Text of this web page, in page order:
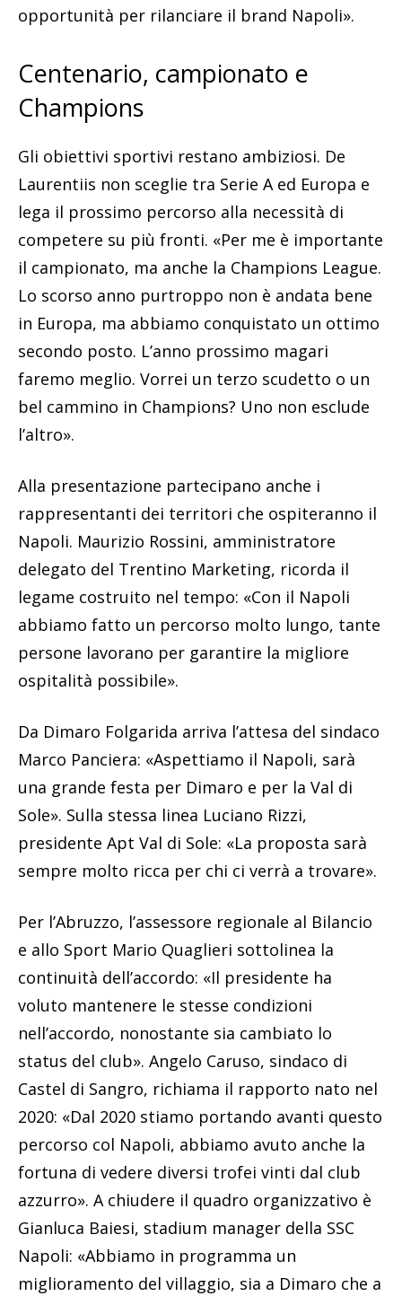
opportunità per rilanciare il brand Napoli».
Centenario, campionato e
Champions
Gli obiettivi sportivi restano ambiziosi. De
Laurentiis non sceglie tra Serie A ed Europa e
lega il prossimo percorso alla necessità di
competere su più fronti. «Per me è importante
il campionato, ma anche la Champions League.
Lo scorso anno purtroppo non è andata bene
in Europa, ma abbiamo conquistato un ottimo
secondo posto. L’anno prossimo magari
faremo meglio. Vorrei un terzo scudetto o un
bel cammino in Champions? Uno non esclude
l’altro».
Alla presentazione partecipano anche i
rappresentanti dei territori che ospiteranno il
Napoli. Maurizio Rossini, amministratore
delegato del Trentino Marketing, ricorda il
legame costruito nel tempo: «Con il Napoli
abbiamo fatto un percorso molto lungo, tante
persone lavorano per garantire la migliore
ospitalità possibile».
Da Dimaro Folgarida arriva l’attesa del sindaco
Marco Panciera: «Aspettiamo il Napoli, sarà
una grande festa per Dimaro e per la Val di
Sole». Sulla stessa linea Luciano Rizzi,
presidente Apt Val di Sole: «La proposta sarà
sempre molto ricca per chi ci verrà a trovare».
Per l’Abruzzo, l’assessore regionale al Bilancio
e allo Sport Mario Quaglieri sottolinea la
continuità dell’accordo: «Il presidente ha
voluto mantenere le stesse condizioni
nell’accordo, nonostante sia cambiato lo
status del club». Angelo Caruso, sindaco di
Castel di Sangro, richiama il rapporto nato nel
2020: «Dal 2020 stiamo portando avanti questo
percorso col Napoli, abbiamo avuto anche la
fortuna di vedere diversi trofei vinti dal club
azzurro». A chiudere il quadro organizzativo è
Gianluca Baiesi, stadium manager della SSC
Napoli: «Abbiamo in programma un
miglioramento del villaggio, sia a Dimaro che a